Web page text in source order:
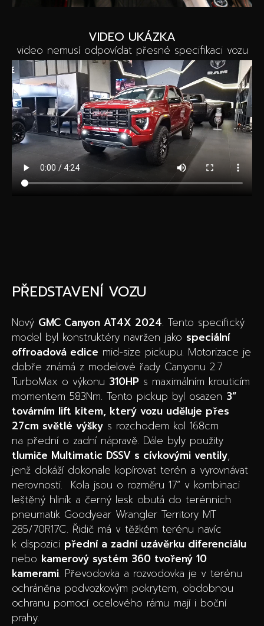
VIDEO UKÁZKA
video nemusí odpovídat přesné specifikaci vozu
PŘEDSTAVENÍ VOZU
Nový GMC Canyon AT4X 2024. Tento specifický
model byl konstruktéry navržen jako speciální
offroadová edice mid-size pickupu. Motorizace je
dobře známá z modelové řady Canyonu 2.7
TurboMax o výkonu 310HP s maximálním krouticím
momentem 583Nm. Tento pickup byl osazen 3“
továrním lift kitem, který vozu uděluje přes
27cm světlé výšky s rozchodem kol 168cm
na přední o zadní nápravě. Dále byly použity
tlumiče Multimatic DSSV s cívkovými ventily,
jenž dokáží dokonale kopírovat terén a vyrovnávat
nerovnosti. Kola jsou o rozměru 17“ v kombinaci
leštěný hliník a černý lesk obutá do terénních
pneumatik Goodyear Wrangler Territory MT
285/70R17C. Řidič má v těžkém terénu navíc
k dispozici přední a zadní uzávěrku diferenciálu
nebo kamerový systém 360 tvořený 10
kamerami. Převodovka a rozvodovka je v terénu
ochráněna podvozkovým pokrytem, obdobnou
ochranu pomocí ocelového rámu mají i boční
prahy.